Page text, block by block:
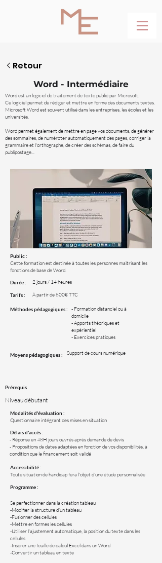
Retour
Word - Intermédiaire
Word est un logiciel de traitement de texte publié par Microsoft.
Ce logiciel permet de rédiger et mettre en forme des documents textes.
Microsoft Word est souvent utilisé dans les entreprises, les écoles et les
universités.
Word permet également de mettre en page vos documents, de générer
des sommaires, de numéroter automatiquement des pages, corriger la
grammaire et l'orthographe, de créer des schémas, de faire du
publipostage...
Public :
Cette formation est destinée à toutes les personnes maîtrisant les
fonctions de base de Word.
Durée : 2 jours / 14 heures
Tarifs : À partir de 800€ TTC
Méthodes pédagogiques :
- Formation distanciel ou à
domicile
- Apports théoriques et
expérientiel
- Exercices pratiques
Support de cours numérique
Moyens pédagogiques :
Prérequis
Niveau débutant
Modalités d'évaluation :
Questionnaire intégrant des mises en situation
Délais d'accès :
- Réponse en 48H jours ouvrés après demande de devis
- Propositions de dates adaptées en fonction de vos disponibilités, à
condition que le financement soit validé
Accessibilité :
Toute situation de handicap fera l'objet d'une étude personnalisée
Programme :
Se perfectionner dans la création tableau
-Modifier la structure d’un tableau
-Fusionner des cellules
-Mettre en formes les cellules
-Utiliser l’ajustement automatique, la position du texte dans les
cellules
-Insérer une feuille de calcul Excel dans un Word
-Convertir un tableau en texte